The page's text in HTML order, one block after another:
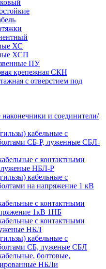
ХС
ХСП
ПУ
крепежная СКН
с отверстием под
и соединители/
кабельные с
СБ-Р, луженные СБЛ-
с контактными
луженые НБЛ-Р
кабельные с
на напряжение 1 кВ
с контактными
1кВ 1НБ
с контактными
НБЛ
кабельные с
СБ, луженые СБЛ
болтовые,
НБЛи